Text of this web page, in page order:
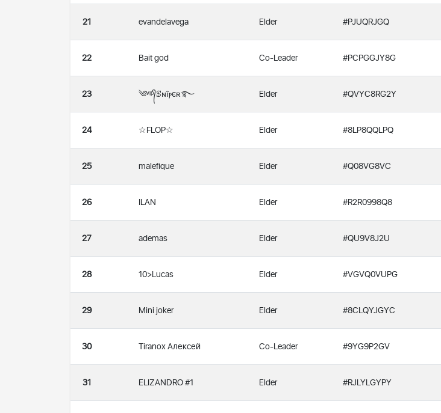
21 evandelavega Elder #PJUQRJGQ
22 Bait god Co-Leader #PCPGGJY8G
23 ༄ᵛᵎᵖ᭄ꕷɴîⲣєʀ࿐ Elder #QVYC8RG2Y
24 ☆FLOP☆ Elder #8LP8QQLPQ
25 malefique Elder #Q08VG8VC
26 ILAN Elder #R2R0998Q8
27 ademas Elder #QU9V8J2U
28 10>Lucas Elder #VGVQ0VUPG
29 Mini joker Elder #8CLQYJGYC
30 Tiranox Алексей Co-Leader #9YG9P2GV
31 ELIZANDRO #1 Elder #RJLYLGYPY